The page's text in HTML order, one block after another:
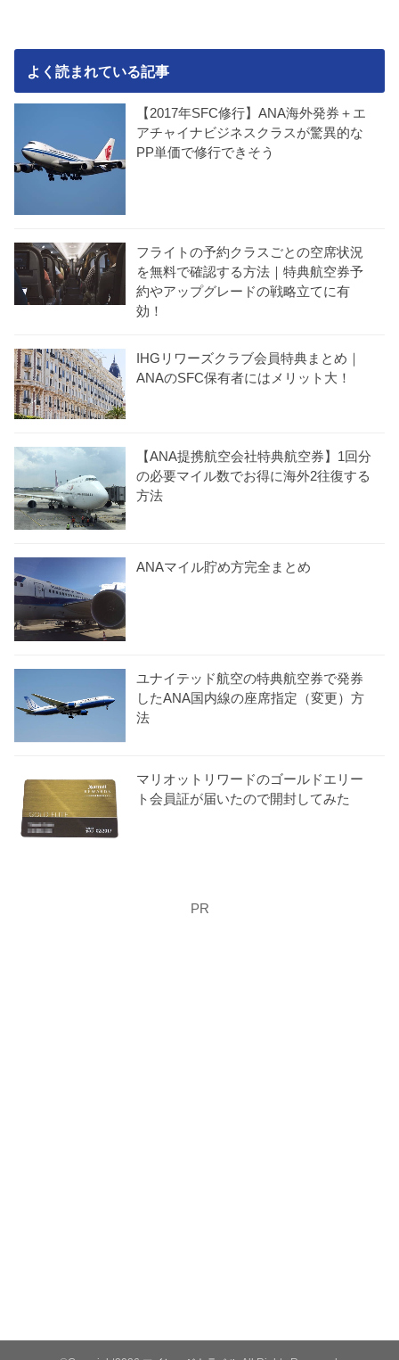
よく読まれている記事
【2017年SFC修行】ANA海外発券＋エ
アチャイナビジネスクラスが驚異的な
PP単価で修行できそう
フライトの予約クラスごとの空席状況
を無料で確認する方法｜特典航空券予
約やアップグレードの戦略立てに有
効！
IHGリワーズクラブ会員特典まとめ｜
ANAのSFC保有者にはメリット大！
【ANA提携航空会社特典航空券】1回分
の必要マイル数でお得に海外2往復する
方法
ANAマイル貯め方完全まとめ
ユナイテッド航空の特典航空券で発券
したANA国内線の座席指定（変更）方
法
マリオットリワードのゴールドエリー
ト会員証が届いたので開封してみた
PR